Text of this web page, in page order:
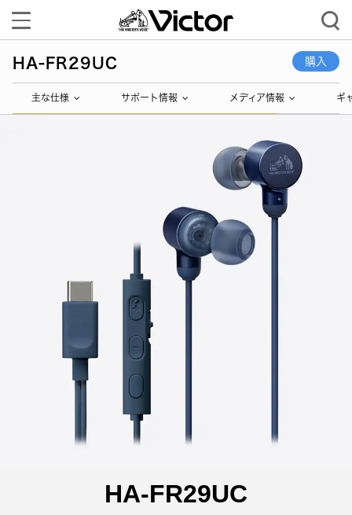
Toggle
navigation
HA-FR29UC 購入
主な仕様 サポート情報 メディア情報 ギ
HA-FR29UC